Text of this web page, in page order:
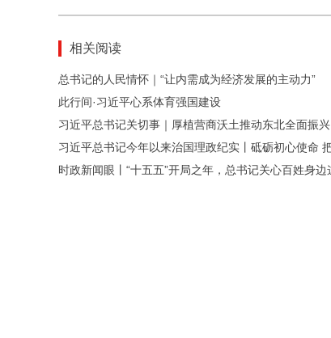
相关阅读
总书记的人民情怀｜“让内需成为经济发展的主动力”
此行间·习近平心系体育强国建设
习近平总书记关切事｜厚植营商沃土推动东北全面振兴